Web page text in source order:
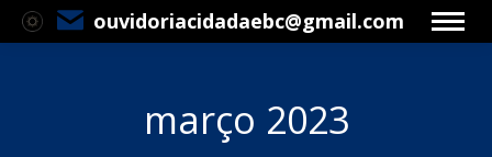
ouvidoriacidadaebc@gmail.com
março 2023